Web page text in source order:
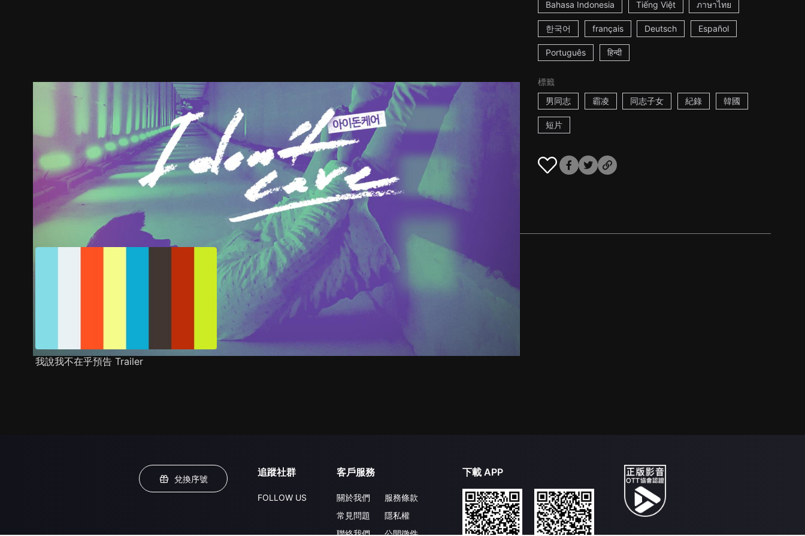
Bahasa Indonesia Tiếng Việt ภาษาไทย
한국어 français Deutsch Español
Português हिन्दी
標籤
男同志
霸凌 同志子女 紀錄 韓國
短片
預告 劇照 推薦影片
我說我不在乎預告 Trailer
兌換序號
追蹤社群
FOLLOW US
客戶服務
關於我們
常見問題
聯絡我們
服務條款
隱私權
公開徵件
下載 APP